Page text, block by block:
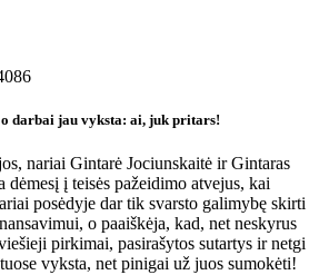
darbai jau vyksta: ai, juk pritars!
nariai Gintarė Jociunskaitė ir Gintaras
dėmesį į teisės pažeidimo atvejus, kai
posėdyje dar tik svarsto galimybę skirti
o paaiškėja, kad, net neskyrus
pirkimai, pasirašytos sutartys ir netgi
vyksta, net pinigai už juos sumokėti!